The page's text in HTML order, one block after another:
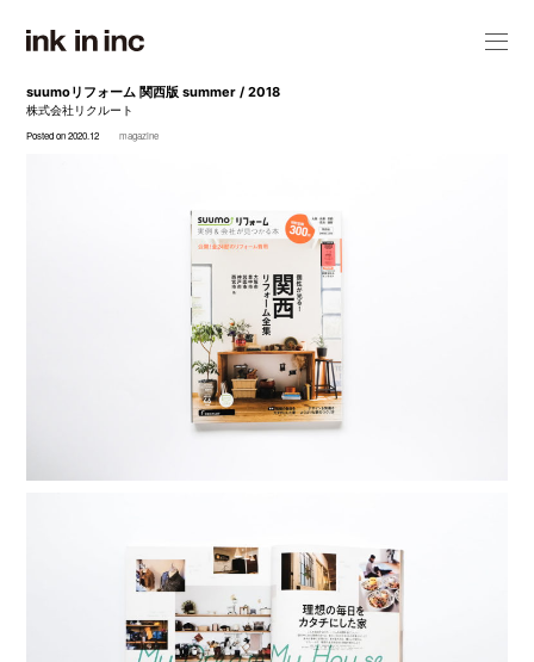
suumoリフォーム 関西版 summer / 2018
株式会社リクルート
Posted on 2020.12 magazine